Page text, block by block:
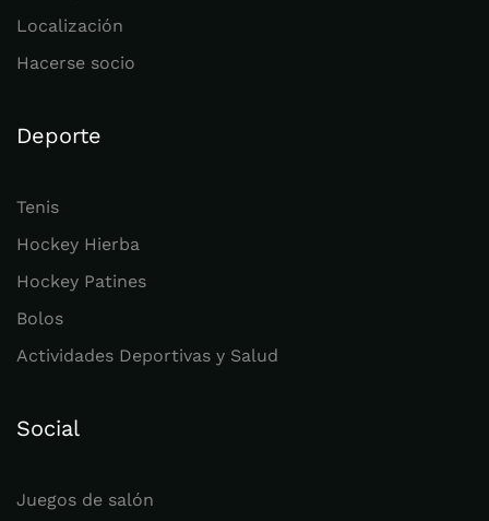
Localización
Hacerse socio
Deporte
Tenis
Hockey Hierba
Hockey Patines
Bolos
Actividades Deportivas y Salud
Social
Juegos de salón